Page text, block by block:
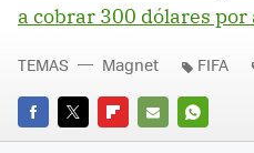
a cobrar 300 dólares
FACEBOOK
TWITTERFLIPBOARD
E-
TEMAS Magnet FIFA